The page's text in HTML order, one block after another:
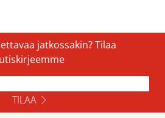
jatkossakin? Tilaa
TILAA